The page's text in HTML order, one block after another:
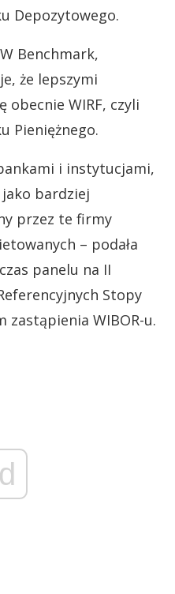
Depozytowego.
Benchmark,
że lepszymi
obecnie WIRF, czyli
Pieniężnego.
i instytucjami,
bardziej
przez te firmy
– podała
panelu na II
Stopy
zastąpienia WIBOR-u.